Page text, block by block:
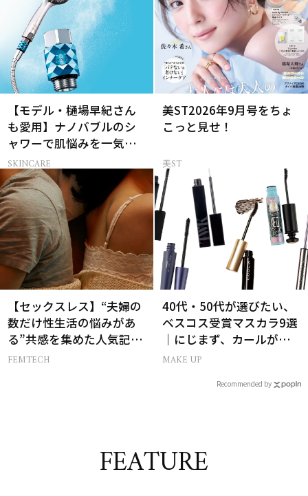
【モデル・樋場早紀さん
も愛用】ナノバブルのシ
ャワーで肌悩みを一気に
解決
SKINCARE
美ST2026年9月号をちょ
こっと見せ！
美ST
【セックスレス】“夫婦の
数だけ性生活の悩みがあ
る”共感を集めた人気記事
10選
FEMTECH
40代・50代が選びたい、
ベスコス受賞マスカラ9選
｜にじまず、カールが続
く名品
MAKE UP
Recommended by
FEATURE